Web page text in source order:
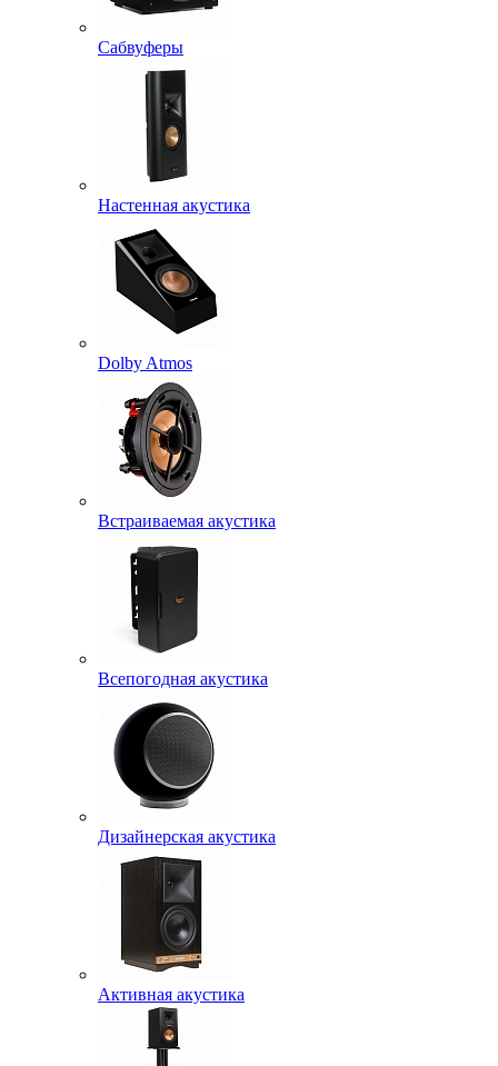
Сабвуферы
Настенная акустика
Dolby Atmos
Встраиваемая акустика
Всепогодная акустика
Дизайнерская акустика
Активная акустика